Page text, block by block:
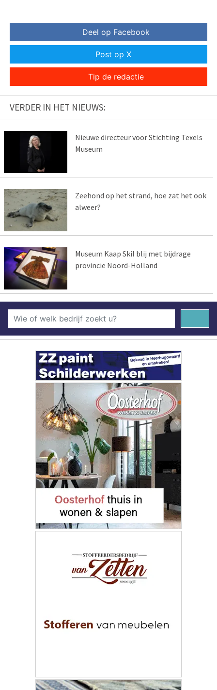
Deel op Facebook
Post op X
Tip de redactie
VERDER IN HET NIEUWS:
Nieuwe directeur voor Stichting Texels
Museum
Zeehond op het strand, hoe zat het ook
alweer?
Museum Kaap Skil blij met bijdrage
provincie Noord-Holland